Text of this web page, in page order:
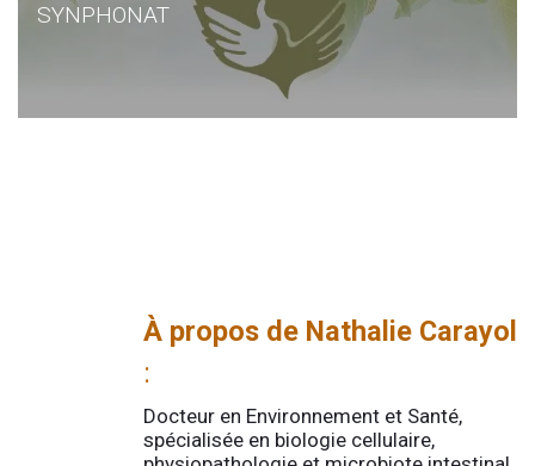
SYNPHONAT
Àpropos de Nathalie Carayol
:
Docteur en Environnement et Santé,
spécialisée en biologie cellulaire,